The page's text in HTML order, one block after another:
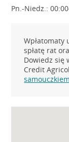
Pn.-Niedz.:
Wpłatomaty
spłatę rat
Dowiedz się
Credit